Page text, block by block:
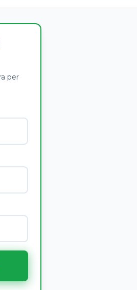
per